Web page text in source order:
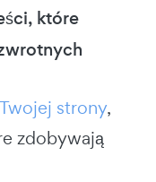
które
strony,
zdobywają